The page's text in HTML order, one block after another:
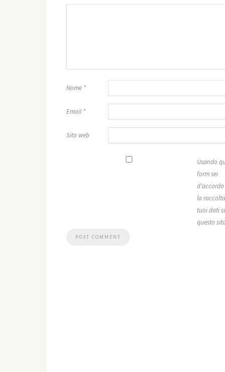
Nome *
Email *
Sito web
Usando
form sei
la
tuoi dati
questo